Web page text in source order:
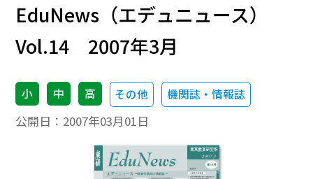
EduNews（エデュニュース）
Vol.14 2007年3月
小 中 高 その他 機関誌・情報誌
公開日： 2007年03月01日